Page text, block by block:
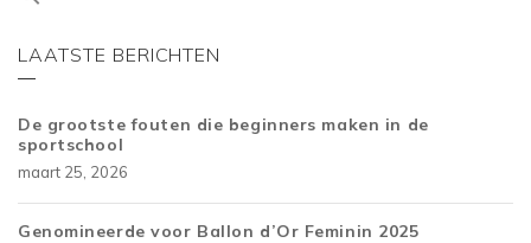
LAATSTE BERICHTEN
De grootste fouten die beginners maken in de
sportschool
maart 25, 2026
Genomineerde voor Ballon d’Or Feminin 2025